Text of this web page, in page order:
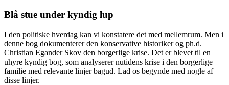
Blå stue under kyndig lup
I den politiske hverdag kan vi konstatere det med mellemrum. Men i
denne bog dokumenterer den konservative historiker og ph.d.
Christian Egander Skov den borgerlige krise. Det er blevet til en
uhyre kyndig bog, som analyserer nutidens krise i den borgerlige
familie med relevante linjer bagud. Lad os begynde med nogle af
disse linjer.